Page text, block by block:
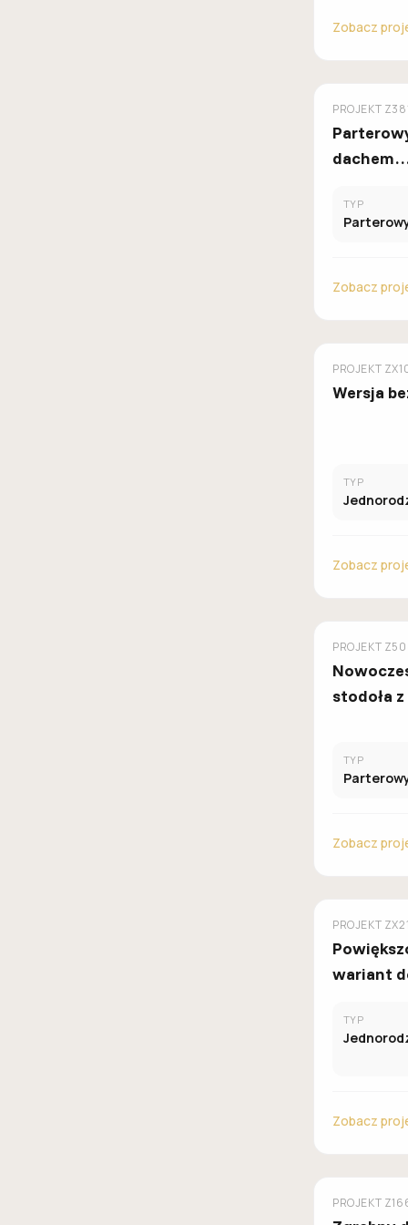
Zobacz
Z500
PROJEKT
dachem
TYP
Zobacz
Z500
PROJEKT
Wersja
TYP
Zobacz
Z500
PROJEKT
stodoła
TYP
Zobacz
Z500
PROJEKT
wariant
garażem
TYP
Zobacz
Z500
PROJEKT